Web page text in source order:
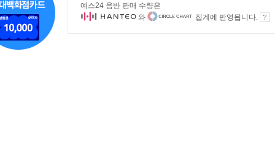
예스24 음반 판매 수량은
와
집계에 반영됩니다.